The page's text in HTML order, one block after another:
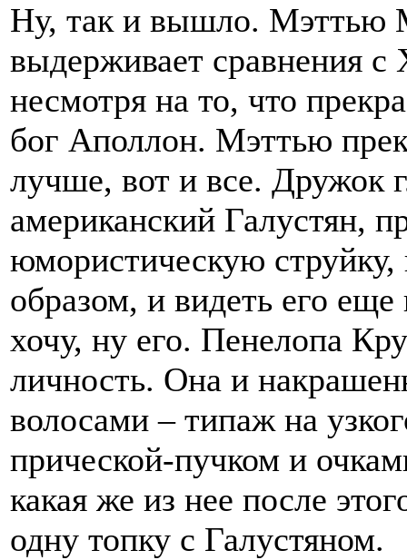
Ну, так и вышло. Мэттью
выдерживает сравнения
несмотря на то, что
бог Аполлон. Мэттью
лучше, вот и все. Дружок
американский Галустян,
юмористическую
образом, и видеть его
хочу, ну его. Пенелопа
личность. Она и
волосами – типаж на
прической-пучком и
какая же из нее после
одну топку с Галустяном.